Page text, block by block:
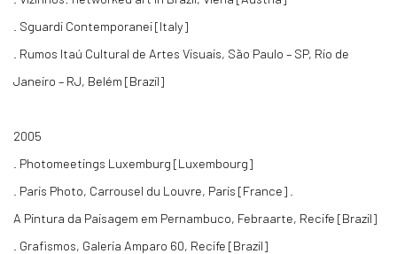
. Sguardi Contemporanei [Italy]
. Rumos Itaú Cultural de Artes Visuais, São Paulo – SP, Rio de
Janeiro – RJ, Belém [Brazil]
2005
. Photomeetings Luxemburg [Luxembourg]
. Paris Photo, Carrousel du Louvre, Paris [France] .
A Pintura da Paisagem em Pernambuco, Febraarte, Recife [Brazil]
. Grafismos, Galeria Amparo 60, Recife [Brazil]